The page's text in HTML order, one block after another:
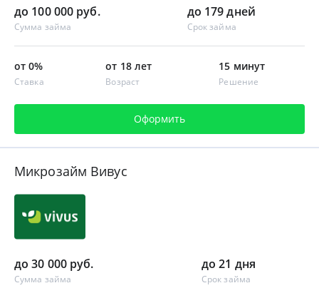
до 100 000 руб.
Сумма займа
до 179 дней
Срок займа
от 0%
Ставка
от 18 лет
Возраст
15 минут
Решение
Оформить
Микрозайм Вивус
до 30 000 руб.
Сумма займа
до 21 дня
Срок займа